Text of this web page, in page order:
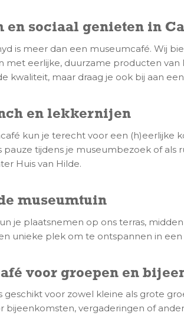
en sociaal genieten in
is meer dan een museumcafé. Wij
met eerlijke, duurzame producten van
kwaliteit, maar draag je ook bij aan
en lekkernijen
kun je terecht voor een (h)eerlijke
pauze tijdens je museumbezoek of
Huis van Hilde.
museumtuin
je plaatsnemen op ons terras,
unieke plek om te ontspannen in
voor groepen en
geschikt voor zowel kleine als grote
bijeenkomsten, vergaderingen of